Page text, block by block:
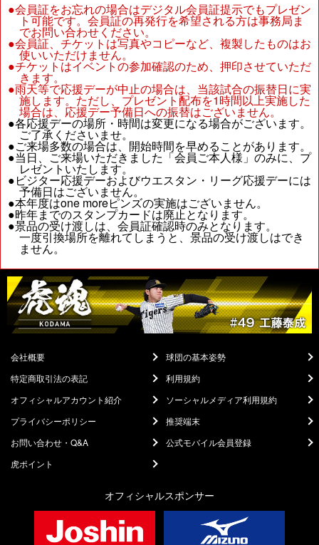
●会員証をお忘れの場合はデジタル会員証提示でもプレゼン
ト可能です。会員証の再発行を希望される方は事務局ま
でお問い合わせください。
●会員証、チケットは写真やコピーなど、複製したものはお
使いいただけません。
●チケットはイベントの参加確認のため、押印させていただ
きます。
●雨天等で応援デーが中止の場合は、当該試合の振替日に実
施します。ただし、プレゼント配布を1時間以上実施した
場合は、応援デー予備日への振替はございません。
●各応援デーの場所・時間は変更になる場合がございます。
ご了承くださいませ。
●ご来場多数の場合は、開始時間を早めることがあります。
●当日、ご来場いただきました「会員ご本人様」のみに、プ
レゼントいたします。
●ビジター応援デーおよびウエスタン・リーグ応援デーには
予備日はございません。
●本年度はone moreピンズの実施はございません。
●昨年までのスタンプカードは廃止となります。
●景品の受け渡しは、会員証確認時のみとなります。
一度引換場所を離れてしまうと、景品の受け渡しはでき
ません。
会社概要
球団の基本姿勢
特定商取引法の表記
利用規約
オフィシャルアカウント紹介
ソーシャルメディア利用規約
プライバシーポリシー
推奨端末
お問い合わせ・Q&A
公式モバイル会員登録
虎ポイント
オフィシャルスポンサー